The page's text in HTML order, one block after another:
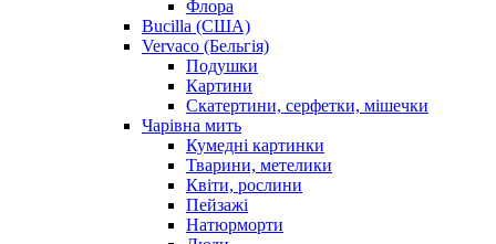
Флора
Bucilla (США)
Vervaco (Бельгія)
Подушки
Картини
Скатертини, серфетки, мішечки
Чарiвна мить
Кумедні картинки
Тварини, метелики
Квіти, рослини
Пейзажі
Натюрморти